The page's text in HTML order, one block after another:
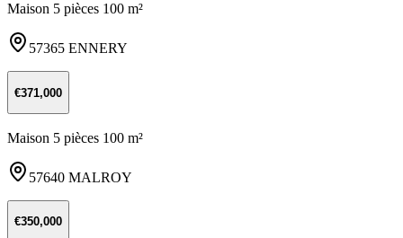
Maison 5 pièces 100 m²
57365 ENNERY
€371,000
Maison 5 pièces 100 m²
57640 MALROY
€350,000